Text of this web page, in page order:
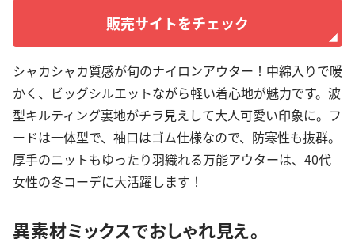
販売サイトをチェック
シャカシャカ質感が旬のナイロンアウター！中綿入りで暖
かく、ビッグシルエットながら軽い着心地が魅力です。波
型キルティング裏地がチラ見えして大人可愛い印象に。フ
ードは一体型で、袖口はゴム仕様なので、防寒性も抜群。
厚手のニットもゆったり羽織れる万能アウターは、40代
女性の冬コーデに大活躍します！
異素材ミックスでおしゃれ見え。